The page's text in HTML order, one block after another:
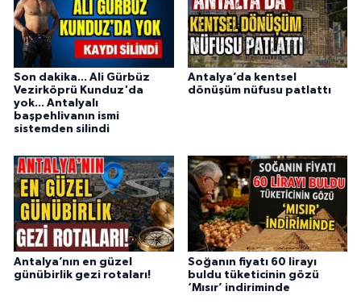
Son dakika... Ali Gürbüz
Vezirköprü Kunduz'da
yok... Antalyalı
başpehlivanın ismi
sistemden silindi
Antalya’da kentsel
dönüşüm nüfusu patlattı
Antalya’nın en güzel
günübirlik gezi rotaları!
Soğanın fiyatı 60 lirayı
buldu tüketicinin gözü
‘Mısır’ indiriminde